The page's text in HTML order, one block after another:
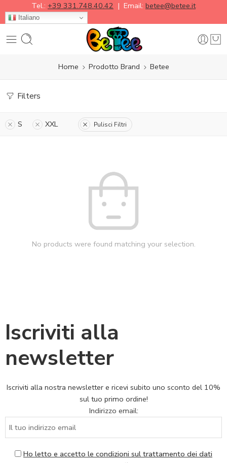
Tel.: +39 331.748.40.42 | Email: betee@betee.it
Italiano
Home Prodotto Brand Betee
Filters
S XXL Pulisci Filtri
No products were found matching your selection.
Iscriviti alla
newsletter
Iscriviti alla nostra newsletter e ricevi subito uno sconto del 10%
sul tuo primo ordine!
Indirizzo email:
Ho letto e accetto le condizioni sul trattamento dei dati